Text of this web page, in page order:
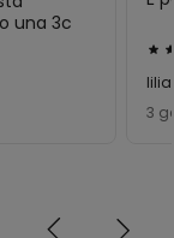
una 3c
5
su
3